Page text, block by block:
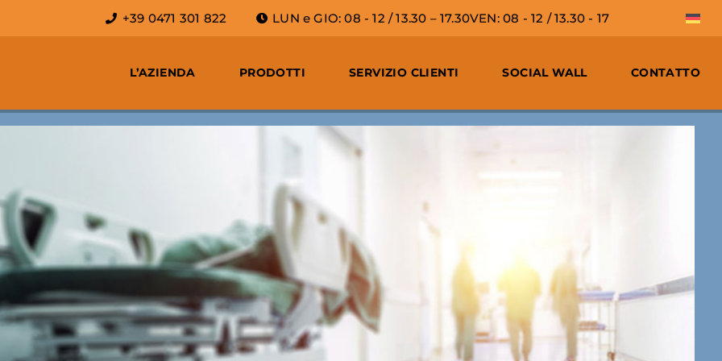
+39 0471 301 822 LUN e GIO: 08 - 12 / 13.30 – 17.30VEN: 08 - 12 / 13.30 - 17
L’AZIENDA PRODOTTI SERVIZIO CLIENTI SOCIAL WALL CONTATTO
L'IGIENE
NELLA SANITÀ
ELEVATE PRESTAZIONI DI SUPERFICIE,